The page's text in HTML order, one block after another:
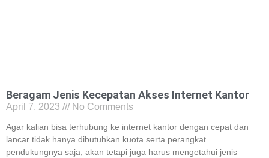
Beragam Jenis Kecepatan Akses Internet Kantor
April 7, 2023 No Comments
Agar kalian bisa terhubung ke internet kantor dengan cepat dan
lancar tidak hanya dibutuhkan kuota serta perangkat
pendukungnya saja, akan tetapi juga harus mengetahui jenis